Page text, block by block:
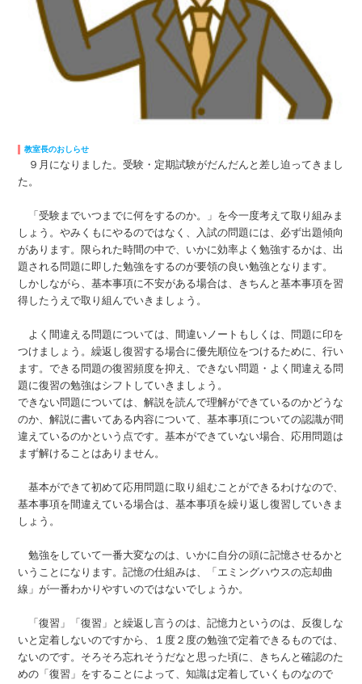
教室長のおしらせ
９月になりました。受験・定期試験がだんだんと差し迫ってきまし
た。
「受験までいつまでに何をするのか。」を今一度考えて取り組みま
しょう。やみくもにやるのではなく、入試の問題には、必ず出題傾向
があります。限られた時間の中で、いかに効率よく勉強するかは、出
題される問題に即した勉強をするのが要領の良い勉強となります。
しかしながら、基本事項に不安がある場合は、きちんと基本事項を習
得したうえで取り組んでいきましょう。
よく間違える問題については、間違いノートもしくは、問題に印を
つけましょう。繰返し復習する場合に優先順位をつけるために、行い
ます。できる問題の復習頻度を抑え、できない問題・よく間違える問
題に復習の勉強はシフトしていきましょう。
できない問題については、解説を読んで理解ができているのかどうな
のか、解説に書いてある内容について、基本事項についての認識が間
違えているのかという点です。基本ができていない場合、応用問題は
まず解けることはありません。
基本ができて初めて応用問題に取り組むことができるわけなので、
基本事項を間違えている場合は、基本事項を繰り返し復習していきま
しょう。
勉強をしていて一番大変なのは、いかに自分の頭に記憶させるかと
いうことになります。記憶の仕組みは、「エミングハウスの忘却曲
線」が一番わかりやすいのではないでしょうか。
「復習」「復習」と繰返し言うのは、記憶力というのは、反復しな
いと定着しないのですから、１度２度の勉強で定着できるものでは、
ないのです。そろそろ忘れそうだなと思った頃に、きちんと確認のた
めの「復習」をすることによって、知識は定着していくものなので